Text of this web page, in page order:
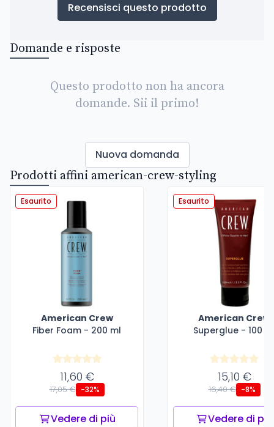
Recensisci questo prodotto
Domande e risposte
Questo prodotto non ha ancora
domande. Sii il primo!
Nuova domanda
Prodotti affini american-crew-styling
Esaurito
American Crew
Fiber Foam - 200 ml
11,60 €
17,05 € -32%
Vedere di più
Esaurito
American Crew
Superglue - 100
15,10 €
16,40 € -8%
Vedere di più